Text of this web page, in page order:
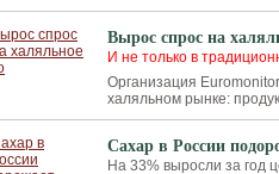
Вырос спрос на
И не только в
Организация
халяльном рынке:
Сахар в России
На 33% выросли за год